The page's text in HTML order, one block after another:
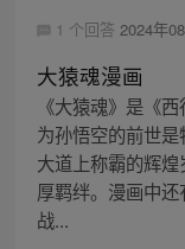
1 个回答 2024年
大猿魂漫画
《大猿魂》是《
为孙悟空的前世
大道上称霸的辉
厚羁绊。漫画中
战...